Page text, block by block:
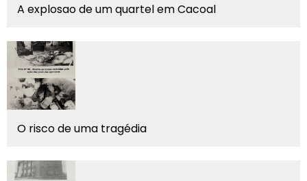
A explosao de um quartel em Cacoal
O risco de uma tragédia